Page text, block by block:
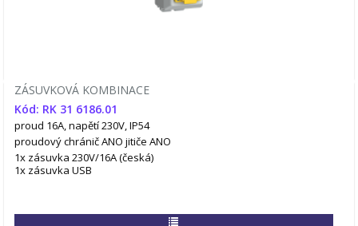
ZÁSUVKOVÁ KOMBINACE
Kód: RK 31 6186.01
proud 16A, napětí 230V, IP54
proudový chránič ANO jitiče ANO
1x zásuvka 230V/16A (česká)
1x zásuvka USB